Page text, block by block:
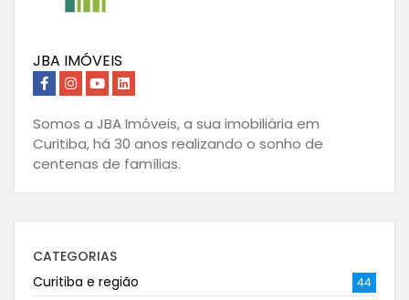
JBA IMÓVEIS
Somos a JBA Imóveis, a sua imobiliária em
Curitiba, há 30 anos realizando o sonho de
centenas de famílias.
CATEGORIAS
Curitiba e região
44